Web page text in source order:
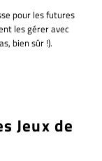
pour les futures
les gérer avec
bien sûr !).
Jeux de